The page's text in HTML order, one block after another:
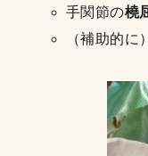
手関節の橈
（補助的に